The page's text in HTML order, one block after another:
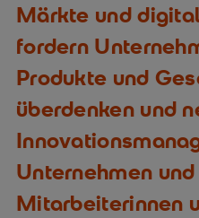
Märkte und
fordern
Produkte und
überdenken und
Unternehmen
Mitarbeiterinnen